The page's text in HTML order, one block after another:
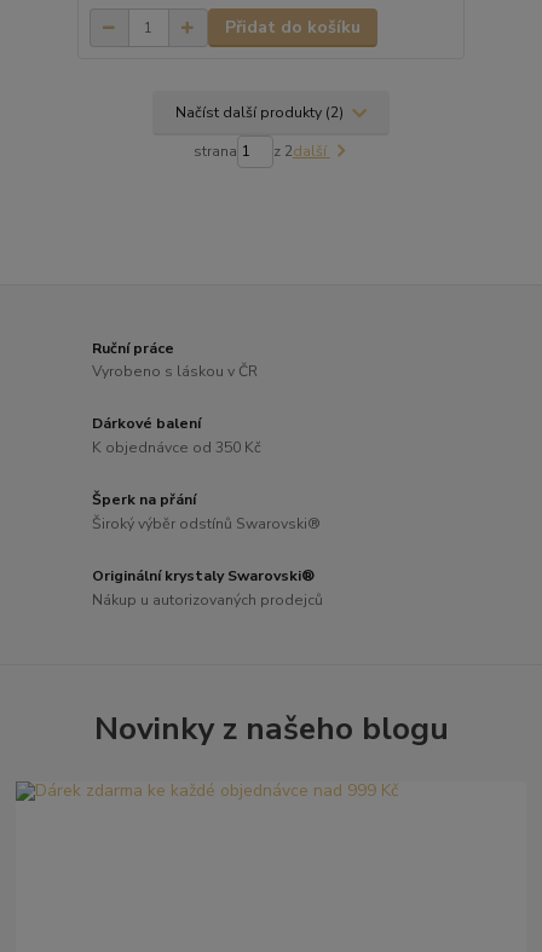
Přidat do košíku
Načíst další produkty (2)
strana z 2další
Ruční práce
Vyrobeno s láskou v ČR
Dárkové balení
K objednávce od 350 Kč
Šperk na přání
Široký výběr odstínů Swarovski®
Originální krystaly Swarovski®
Nákup u autorizovaných prodejců
Novinky z našeho blogu